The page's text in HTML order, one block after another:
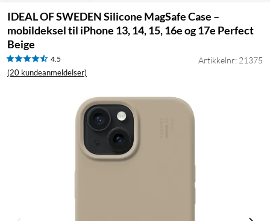
IDEAL OF SWEDEN Silicone MagSafe Case –
mobildeksel til iPhone 13, 14, 15, 16e og 17e Perfect
Beige
4.5
(20 kundeanmeldelser)
Artikkelnr: 21375